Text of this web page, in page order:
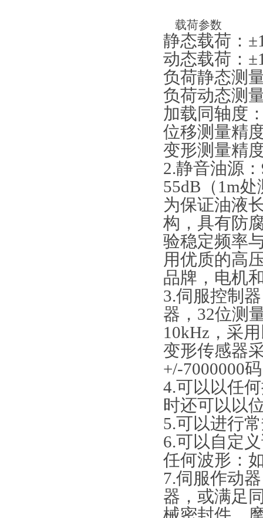
载荷参数
静态载荷：
动态载荷：
负荷静态测
负荷动态测
加载同轴度
位移测量精
变形测量精
2.静音油源
55dB（1m
为保证油液
构，具有防
验稳定频率
用优质的高
品牌，电机
3.伺服控制
器，32位测
10kHz，采
变形传感器
+/-7000000
4.可以以任
时还可以以
5.可以进行
6.可以自定
任何波形：
7.伺服作动
器，或满足